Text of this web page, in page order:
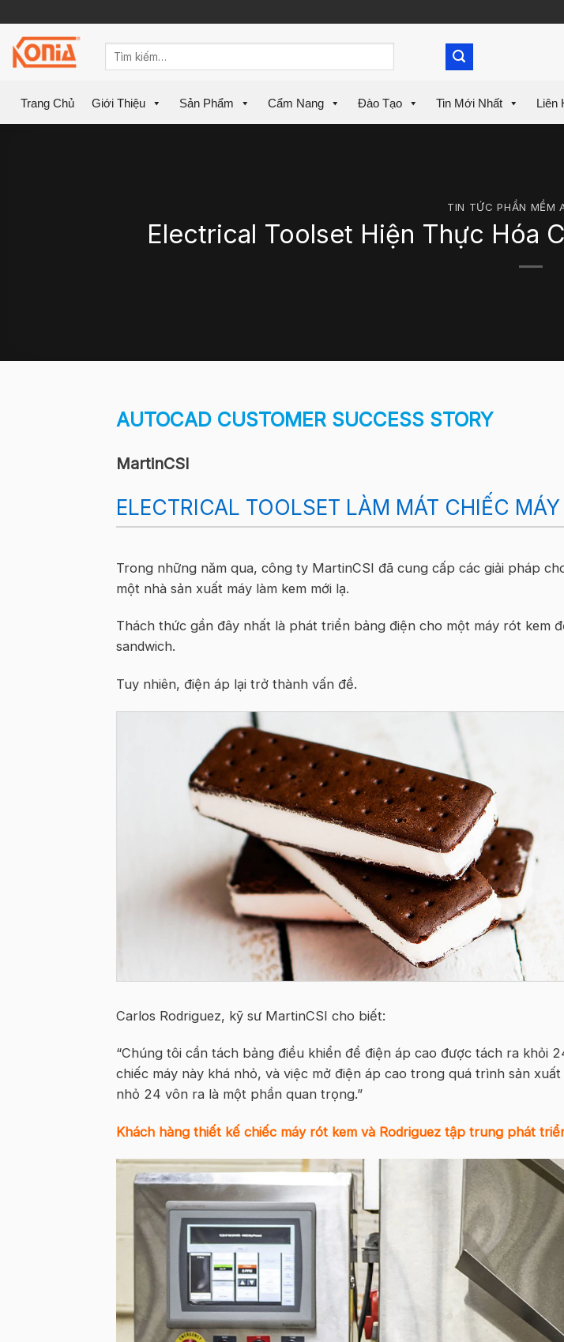
content
Trang Chủ Giới Thiệu Sản Phẩm Cẩm Nang Đào Tạo Tin Mới Nhất Liên
TIN TỨC PHẦN MỀM
Electrical Toolset Hiện Thực Hóa
AUTOCAD CUSTOMER SUCCESS STORY
MartinCSI
ELECTRICAL TOOLSET LÀM MÁT CHIẾC MÁY
Trong những năm qua, công ty MartinCSI đã cung cấp các giải pháp
một nhà sản xuất máy làm kem mới lạ.
Thách thức gần đây nhất là phát triển bảng điện cho một máy rót kem
sandwich.
Tuy nhiên, điện áp lại trở thành vấn đề.
Carlos Rodriguez, kỹ sư MartinCSI cho biết:
“Chúng tôi cần tách bảng điều khiển để điện áp cao được tách ra khỏi
chiếc máy này khá nhỏ, và việc mở điện áp cao trong quá trình sản
nhỏ 24 vôn ra là một phần quan trọng.”
Khách hàng thiết kế chiếc máy rót kem và Rodriguez tập trung phát